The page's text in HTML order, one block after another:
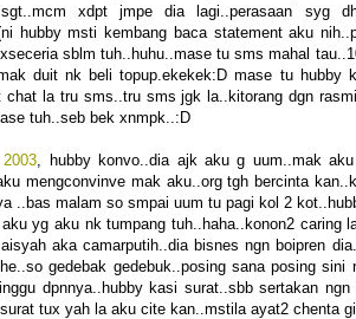
xdpt jmpe dia lagi..perasaan syg
hubby msti kembang baca statement aku
sblm tuh..huhu..mase tu sms mahal
duit nk beli topup.ekekek:D mase tu hubby
la tru sms..tru sms jgk la..kitorang dgn
tuh..seb bek xnmpk..:D
, hubby konvo..dia ajk aku g uum..mak
mengconvinve mak aku..org tgh bercinta
..bas malam so smpai uum tu pagi kol 2
yg aku nk tumpang tuh..haha..konon2
aka camarputih..dia bisnes ngn boipren
gedebak gedebuk..posing sana posing
dpnnya..hubby kasi surat..sbb sertakan
tux yah la aku cite kan..mstila ayat2 chenta